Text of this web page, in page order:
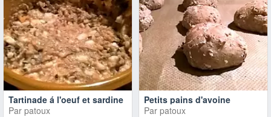
Tartinade á l'oeuf et sardine
Par patoux
Petits pains d'avoine
Par patoux